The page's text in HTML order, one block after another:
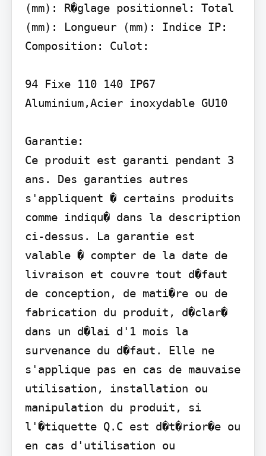
(mm): R�glage positionnel: Total
(mm): Longueur (mm): Indice IP:
Composition: Culot:
94 Fixe 110 140 IP67
Aluminium,Acier inoxydable GU10
Garantie:
Ce produit est garanti pendant 3
ans. Des garanties autres
s'appliquent � certains produits
comme indiqu� dans la description
ci-dessus. La garantie est
valable � compter de la date de
livraison et couvre tout d�faut
de conception, de mati�re ou de
fabrication du produit, d�clar�
dans un d�lai d'1 mois la
survenance du d�faut. Elle ne
s'applique pas en cas de mauvaise
utilisation, installation ou
manipulation du produit, si
l'�tiquette Q.C est d�t�rior�e ou
en cas d'utilisation ou